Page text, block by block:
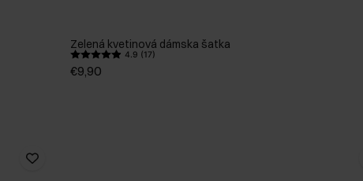
Zelená kvetinová dámska šatka
4.9 (17)
€9,90